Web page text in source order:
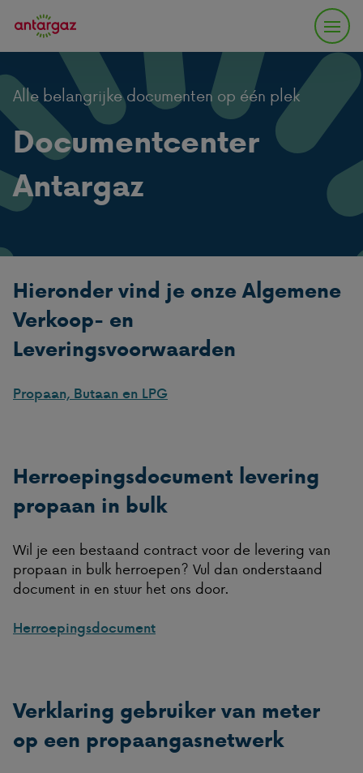
Alle belangrijke documenten op één plek
Documentcenter
Antargaz
Hieronder vind je onze Algemene
Verkoop- en
Leveringsvoorwaarden
Propaan, Butaan en LPG
Herroepingsdocument levering
propaan in bulk
Wil je een bestaand contract voor de levering van
propaan in bulk herroepen? Vul dan onderstaand
document in en stuur het ons door.
Herroepingsdocument
Verklaring gebruiker van meter
op een propaangasnetwerk